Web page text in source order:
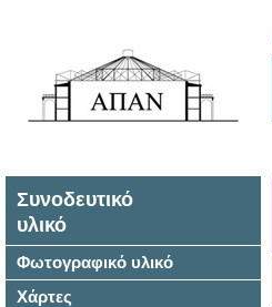
Συνοδευτικό
υλικό
Φωτογραφικό υλικό
Χάρτες